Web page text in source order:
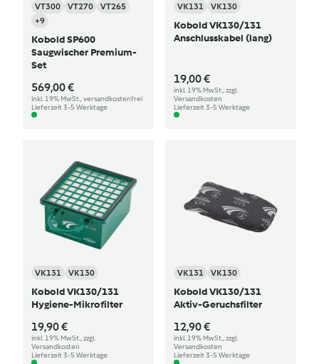
VT300 VT270
VT265
+9
Kobold SP600
Saugwischer Premium-
Set
569,00 €
inkl. 19% MwSt., versandkostenfrei
Lieferzeit 3-5 Werktage
VK131 VK130
Kobold VK130/131
Anschlusskabel (lang)
19,00 €
inkl. 19% MwSt., zzgl.
Versandkosten
Lieferzeit 3-5 Werktage
VK131 VK130
Kobold VK130/131
Hygiene-Mikrofilter
19,90 €
inkl. 19% MwSt., zzgl.
Versandkosten
Lieferzeit 3-5 Werktage
VK131 VK130
Kobold VK130/131
Aktiv-Geruchsfilter
12,90 €
inkl. 19% MwSt., zzgl.
Versandkosten
Lieferzeit 3-5 Werktage